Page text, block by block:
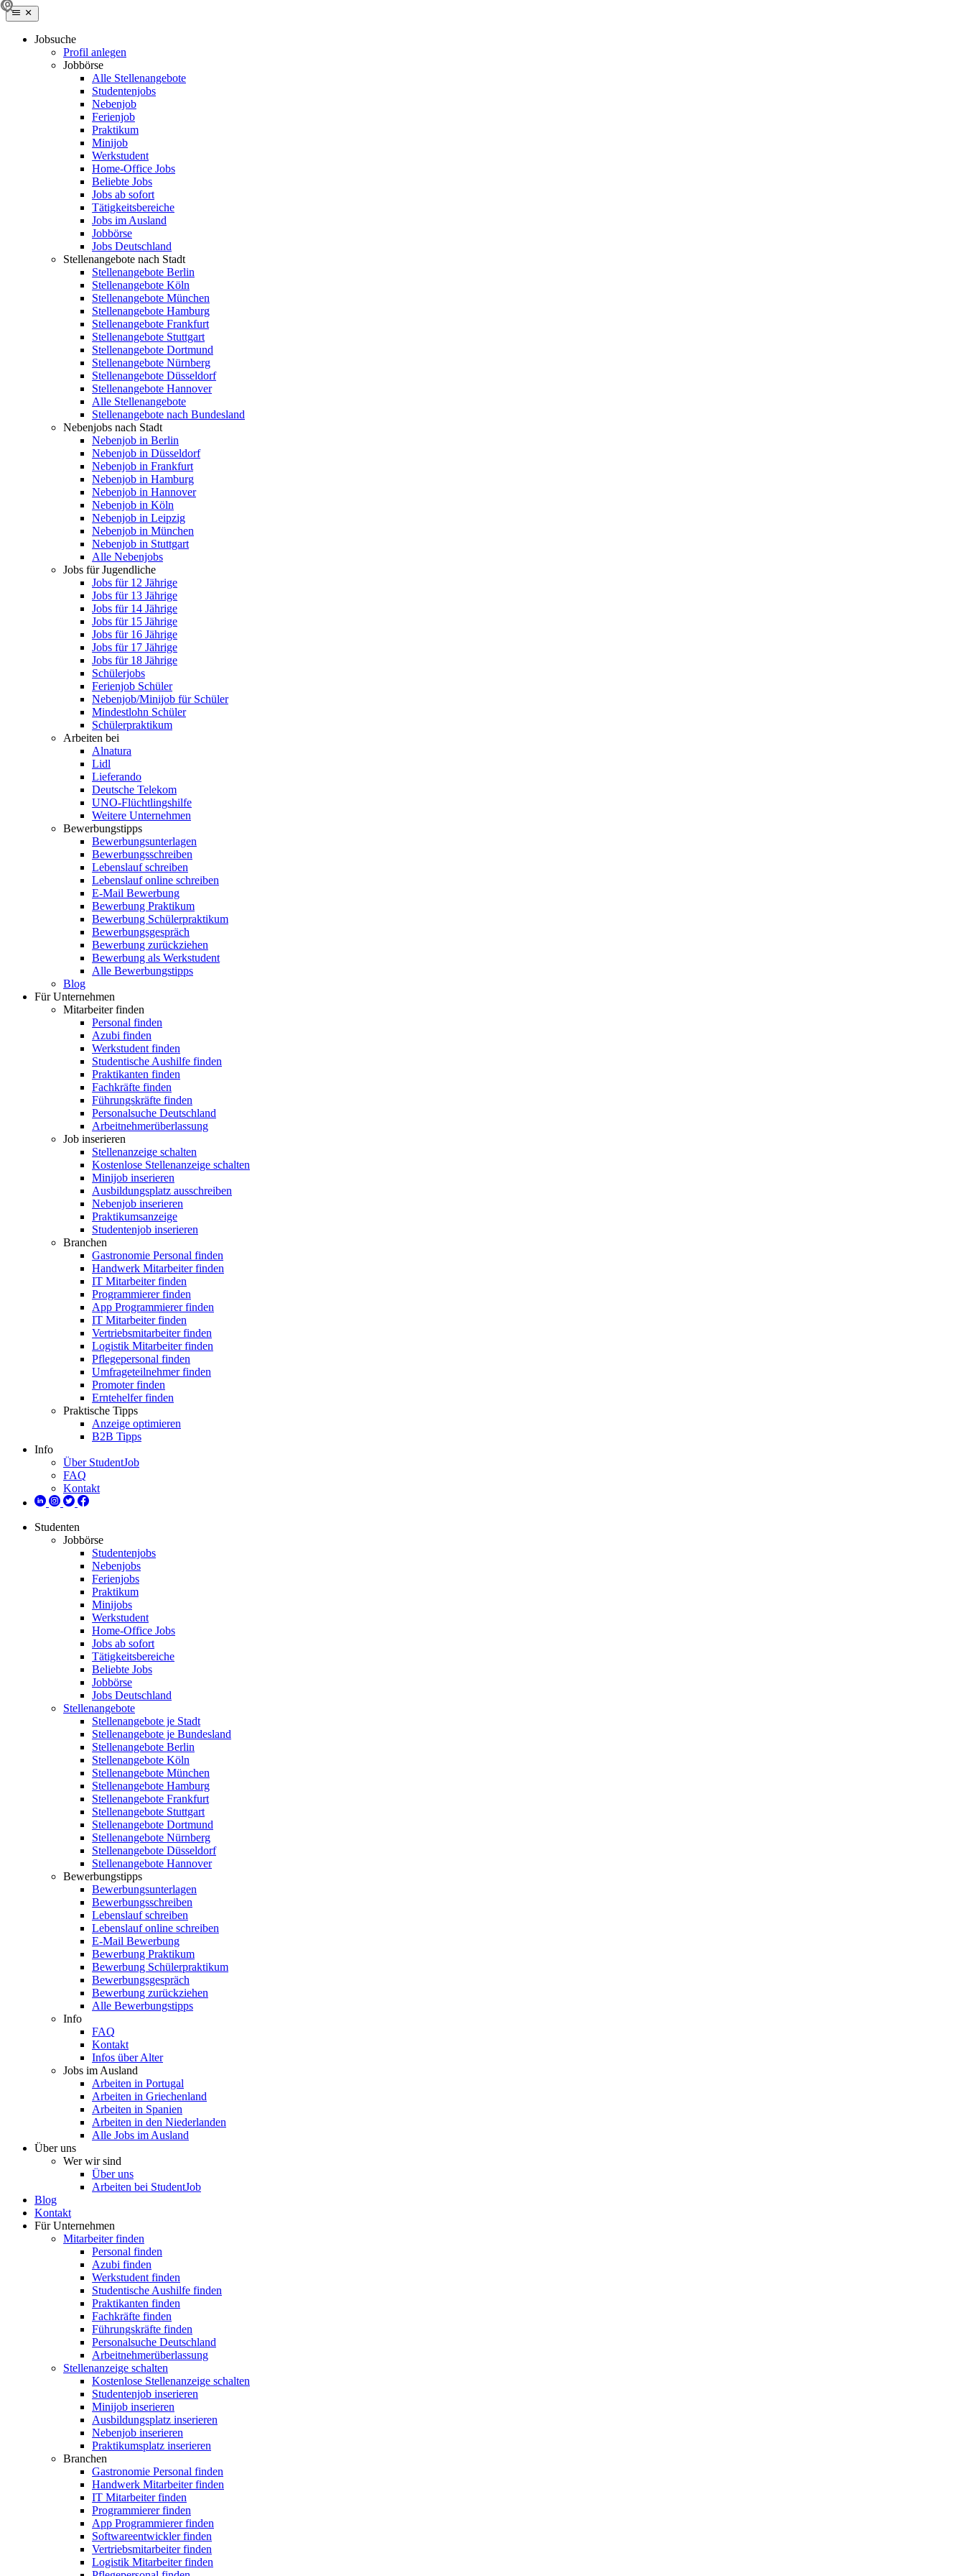
Jobsuche
Profil anlegen
Jobbörse
Alle Stellenangebote
Studentenjobs
Nebenjob
Ferienjob
Praktikum
Minijob
Werkstudent
Home-Office Jobs
Beliebte Jobs
Jobs ab sofort
Tätigkeitsbereiche
Jobs im Ausland
Jobbörse
Jobs Deutschland
Stellenangebote nach Stadt
Stellenangebote Berlin
Stellenangebote Köln
Stellenangebote München
Stellenangebote Hamburg
Stellenangebote Frankfurt
Stellenangebote Stuttgart
Stellenangebote Dortmund
Stellenangebote Nürnberg
Stellenangebote Düsseldorf
Stellenangebote Hannover
Alle Stellenangebote
Stellenangebote nach Bundesland
Nebenjobs nach Stadt
Nebenjob in Berlin
Nebenjob in Düsseldorf
Nebenjob in Frankfurt
Nebenjob in Hamburg
Nebenjob in Hannover
Nebenjob in Köln
Nebenjob in Leipzig
Nebenjob in München
Nebenjob in Stuttgart
Alle Nebenjobs
Jobs für Jugendliche
Jobs für 12 Jährige
Jobs für 13 Jährige
Jobs für 14 Jährige
Jobs für 15 Jährige
Jobs für 16 Jährige
Jobs für 17 Jährige
Jobs für 18 Jährige
Schülerjobs
Ferienjob Schüler
Nebenjob/Minijob für Schüler
Mindestlohn Schüler
Schülerpraktikum
Arbeiten bei
Alnatura
Lidl
Lieferando
Deutsche Telekom
UNO-Flüchtlingshilfe
Weitere Unternehmen
Bewerbungstipps
Bewerbungsunterlagen
Bewerbungsschreiben
Lebenslauf schreiben
Lebenslauf online schreiben
E-Mail Bewerbung
Bewerbung Praktikum
Bewerbung Schülerpraktikum
Bewerbungsgespräch
Bewerbung zurückziehen
Bewerbung als Werkstudent
Alle Bewerbungstipps
Blog
Für Unternehmen
Mitarbeiter finden
Personal finden
Azubi finden
Werkstudent finden
Studentische Aushilfe finden
Praktikanten finden
Fachkräfte finden
Führungskräfte finden
Personalsuche Deutschland
Arbeitnehmerüberlassung
Job inserieren
Stellenanzeige schalten
Kostenlose Stellenanzeige schalten
Minijob inserieren
Ausbildungsplatz ausschreiben
Nebenjob inserieren
Praktikumsanzeige
Studentenjob inserieren
Branchen
Gastronomie Personal finden
Handwerk Mitarbeiter finden
IT Mitarbeiter finden
Programmierer finden
App Programmierer finden
IT Mitarbeiter finden
Vertriebsmitarbeiter finden
Logistik Mitarbeiter finden
Pflegepersonal finden
Umfrageteilnehmer finden
Promoter finden
Erntehelfer finden
Praktische Tipps
Anzeige optimieren
B2B Tipps
Info
Über StudentJob
FAQ
Kontakt
Studenten
Jobbörse
Studentenjobs
Nebenjobs
Ferienjobs
Praktikum
Minijobs
Werkstudent
Home-Office Jobs
Jobs ab sofort
Tätigkeitsbereiche
Beliebte Jobs
Jobbörse
Jobs Deutschland
Stellenangebote
Stellenangebote je Stadt
Stellenangebote je Bundesland
Stellenangebote Berlin
Stellenangebote Köln
Stellenangebote München
Stellenangebote Hamburg
Stellenangebote Frankfurt
Stellenangebote Stuttgart
Stellenangebote Dortmund
Stellenangebote Nürnberg
Stellenangebote Düsseldorf
Stellenangebote Hannover
Bewerbungstipps
Bewerbungsunterlagen
Bewerbungsschreiben
Lebenslauf schreiben
Lebenslauf online schreiben
E-Mail Bewerbung
Bewerbung Praktikum
Bewerbung Schülerpraktikum
Bewerbungsgespräch
Bewerbung zurückziehen
Alle Bewerbungstipps
Info
FAQ
Kontakt
Infos über Alter
Jobs im Ausland
Arbeiten in Portugal
Arbeiten in Griechenland
Arbeiten in Spanien
Arbeiten in den Niederlanden
Alle Jobs im Ausland
Über uns
Wer wir sind
Über uns
Arbeiten bei StudentJob
Blog
Kontakt
Für Unternehmen
Mitarbeiter finden
Personal finden
Azubi finden
Werkstudent finden
Studentische Aushilfe finden
Praktikanten finden
Fachkräfte finden
Führungskräfte finden
Personalsuche Deutschland
Arbeitnehmerüberlassung
Stellenanzeige schalten
Kostenlose Stellenanzeige schalten
Studentenjob inserieren
Minijob inserieren
Ausbildungsplatz inserieren
Nebenjob inserieren
Praktikumsplatz inserieren
Branchen
Gastronomie Personal finden
Handwerk Mitarbeiter finden
IT Mitarbeiter finden
Programmierer finden
App Programmierer finden
Softwareentwickler finden
Vertriebsmitarbeiter finden
Logistik Mitarbeiter finden